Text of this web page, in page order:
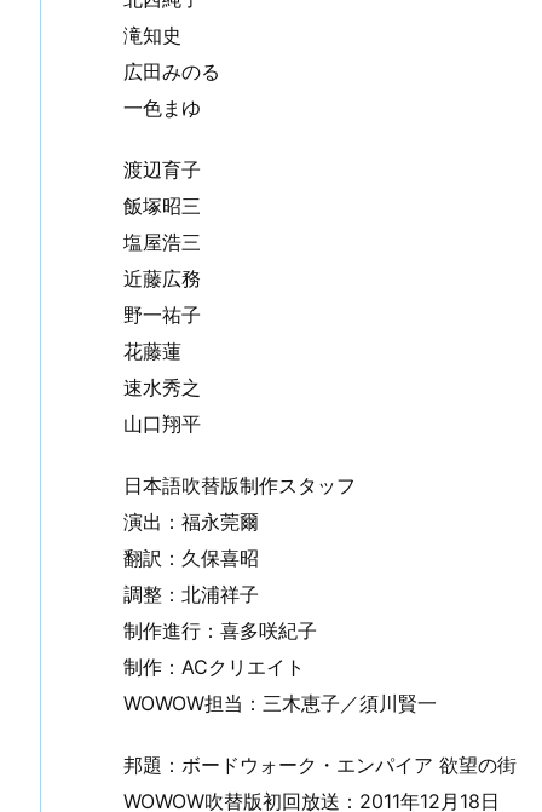
滝知史
広田みのる
一色まゆ
渡辺育子
飯塚昭三
塩屋浩三
近藤広務
野一祐子
花藤蓮
速水秀之
山口翔平
日本語吹替版制作スタッフ
演出：福永莞爾
翻訳：久保喜昭
調整：北浦祥子
制作進行：喜多咲紀子
制作：ACクリエイト
WOWOW担当：三木恵子／須川賢一
邦題：ボードウォーク・エンパイア 欲望の街
WOWOW吹替版初回放送：2011年12月18日